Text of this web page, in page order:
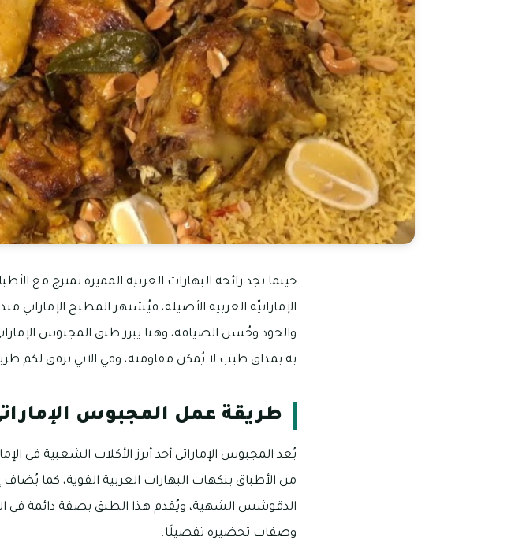
حينما نجد رائحة البهارات العربية المميزة تمتزج مع
الإماراتيّة العربية الأصيلة، فيُشتهر المطبخ الإماراتي
والجود وحُسن الضيافة، وهنا يبرز طبق المجبوس
به بمذاق طيب لا يُمكن مقاومته، وفي الآتي نرفق لكم
طريقة عمل المجبوس
يُعد المجبوس الإماراتي أحد أبرز الأكلات الشعبية في
من الأطباق بنكهات البهارات العربية القوية، كما
الدقوشس الشهية، ويُقدم هذا الطبق بصفة دائمة في
وصفات تحضيره تفصيلًا.